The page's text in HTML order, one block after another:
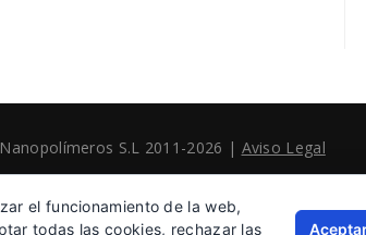
S.L 2011-2026 | Aviso Legal
el funcionamiento de la web,
todas las cookies, rechazar las